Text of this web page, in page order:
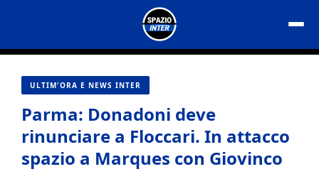
contenuto
ULTIM'ORA E NEWS INTER
Parma: Donadoni deve
rinunciare a Floccari. In attacco
spazio a Marques con Giovinco